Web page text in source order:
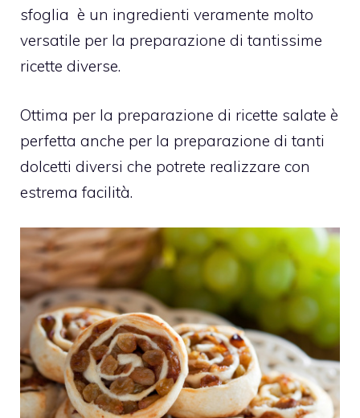
sfoglia è un ingredienti veramente molto
versatile per la preparazione di tantissime
ricette diverse.
Ottima per la preparazione di ricette salate è
perfetta anche per la preparazione di tanti
dolcetti diversi che potrete realizzare con
estrema facilità.